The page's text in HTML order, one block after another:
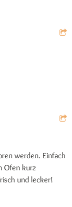
werden. Einfach
Ofen kurz
und lecker!